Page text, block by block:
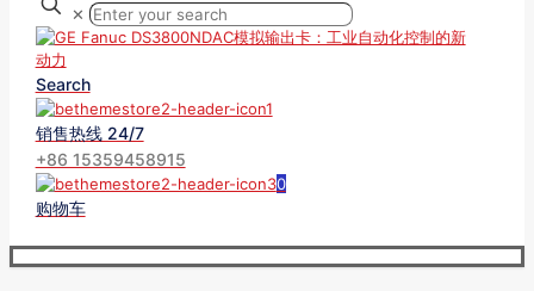
✕
Search
销售热线 24/7
+86 15359458915
0
购物车